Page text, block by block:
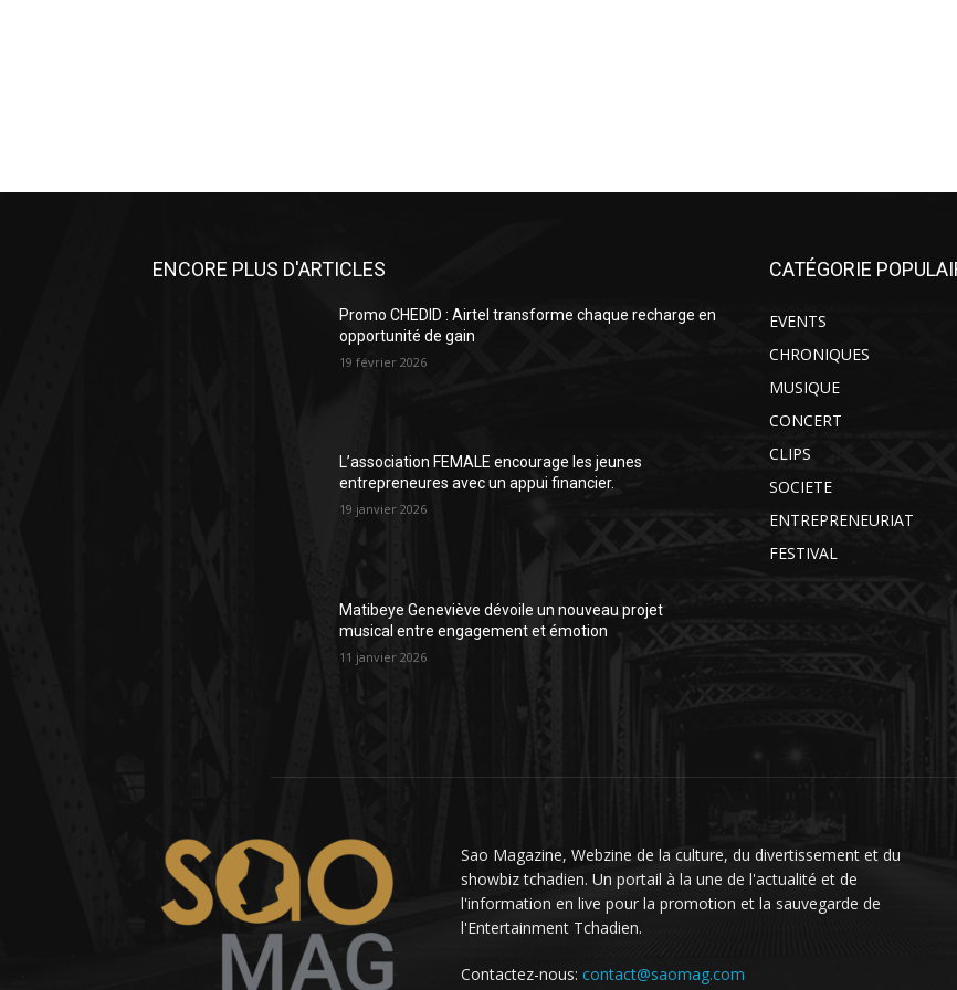
ENCORE PLUS D'ARTICLES
Promo CHEDID : Airtel transforme chaque recharge en
opportunité de gain
19 février 2026
L’association FEMALE encourage les jeunes
entrepreneures avec un appui financier.
19 janvier 2026
Matibeye Geneviève dévoile un nouveau projet
musical entre engagement et émotion
11 janvier 2026
CATÉGORIE
EVENTS
CHRONIQUES
MUSIQUE
CONCERT
CLIPS
SOCIETE
ENTREPRENEURIAT
FESTIVAL
Sao Magazine, Webzine de la culture, du divertissement et du
showbiz tchadien. Un portail à la une de l'actualité et de
l'information en live pour la promotion et la sauvegarde de
l'Entertainment Tchadien.
Contactez-nous: contact@saomag.com